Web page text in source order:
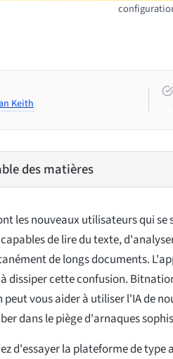
Keith
des matières
les nouveaux utilisateurs qui
de lire du texte,
de longs documents.
dissiper cette confusion.
vous aider à utiliser l'IA de
dans le piège d'arnaques
d'essayer la plateforme de type